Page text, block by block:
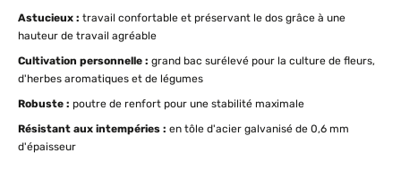
Astucieux : travail confortable et préservant le dos grâce à une
hauteur de travail agréable
Cultivation personnelle : grand bac surélevé pour la culture de fleurs,
d'herbes aromatiques et de légumes
Robuste : poutre de renfort pour une stabilité maximale
Résistant aux intempéries : en tôle d'acier galvanisé de 0,6 mm
d'épaisseur